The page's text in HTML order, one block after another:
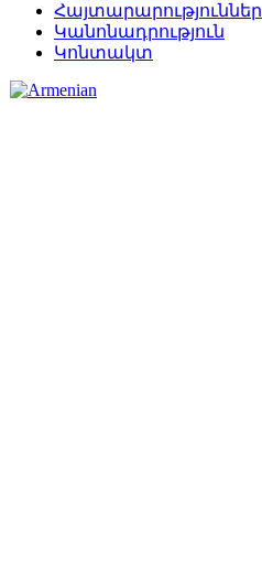
Հայտարարություններ
Կանոնադրություն
Կոնտակտ